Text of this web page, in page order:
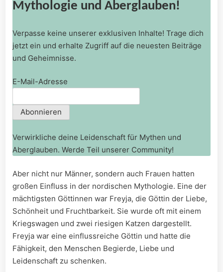
Mythologie und Aberglauben!
Verpasse keine unserer exklusiven Inhalte! Trage dich
jetzt ein und erhalte Zugriff auf die neuesten Beiträge
und Geheimnisse.
E-Mail-Adresse
Verwirkliche deine Leidenschaft für Mythen und
Aberglauben. Werde Teil unserer Community!
Aber nicht nur Männer, sondern auch‌ Frauen hatten
großen Einfluss in der nordischen Mythologie. Eine der⁣
mächtigsten ⁢Göttinnen war Freyja, die Göttin ⁣der Liebe,
⁢Schönheit und Fruchtbarkeit. Sie wurde oft mit einem
Kriegswagen und zwei riesigen Katzen dargestellt.
Freyja war eine einflussreiche Göttin⁢ und hatte die
Fähigkeit, ‌den Menschen Begierde, Liebe und
Leidenschaft zu schenken.